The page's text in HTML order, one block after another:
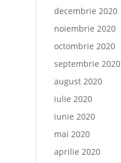
decembrie 2020
noiembrie 2020
octombrie 2020
septembrie 2020
august 2020
iulie 2020
iunie 2020
mai 2020
aprilie 2020